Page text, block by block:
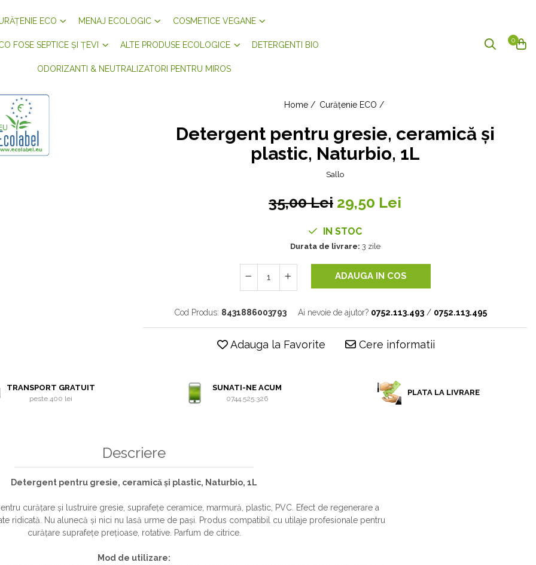
ECO MENAJ ECOLOGIC COSMETICE VEGANE
FOSE SEPTICE ȘI ȚEVI ALTE PRODUSE ECOLOGICE DETERGENTI BIO
ODORIZANTI & NEUTRALIZATORI PENTRU MIROS
0
Home / Curățenie ECO /
Detergent pentru gresie, ceramică și
plastic, Naturbio, 1L
Sallo
35,00 Lei 29,50 Lei
IN STOC
Durata de livrare: 3 zile
ADAUGA IN COS
Cod Produs: 8431886003793 Ai nevoie de ajutor? 0752.113.493 / 0752.113.495
Adauga la Favorite Cere informatii
TRANSPORT GRATUIT
peste 400 lei
SUNATI-NE ACUM
0744.525.326
PLATA LA LIVRARE
Descriere
Detergent pentru gresie, ceramică și plastic, Naturbio, 1L
curățare și lustruire gresie, suprafețe ceramice, marmură, plastic, PVC. Efect de regenerare a
ridicată. Nu alunecă și nici nu lasă urme de pași. Produs compatibil cu utilaje profesionale pentru
curățare suprafețe prețioase, rotative. Parfum de citrice.
Mod de utilizare: